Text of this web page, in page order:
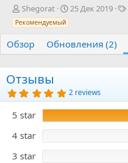
А
в
т
о
Shegorat
Д
а
а
и
я
25 Дек 2019
Рекомендуемый
Обзор Обновления (2)
Отзывы
5
.
0
0
з
ё
з
2 reviews
5 star
4 star
3 star